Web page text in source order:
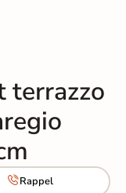
terrazzo
Rappel